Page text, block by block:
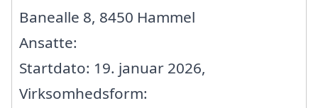
Banealle 8, 8450 Hammel
Ansatte:
Startdato: 19. januar 2026,
Virksomhedsform: